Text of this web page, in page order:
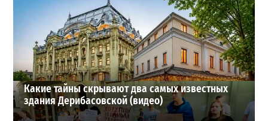
Шезлонги, бунгало и VIP-зоны: сколько придется
заплатить за отдых в Аркадии
3
21-07-2026 в 19:23
ВИБОР РЕДАКЦИИ
Какие тайны скрывают два самых известных
здания Дерибасовской (видео)